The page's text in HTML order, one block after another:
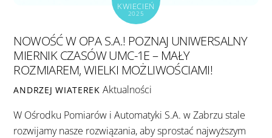
KWIECIEŃ
2025
NOWOŚĆ W OPA S.A.! POZNAJ UNIWERSALNY
MIERNIK CZASÓW UMC-1E – MAŁY
ROZMIAREM, WIELKI MOŻLIWOŚCIAMI!
ANDRZEJ WIATEREK Aktualności
W Ośrodku Pomiarów i Automatyki S.A. w Zabrzu stale
rozwijamy nasze rozwiązania, aby sprostać najwyższym